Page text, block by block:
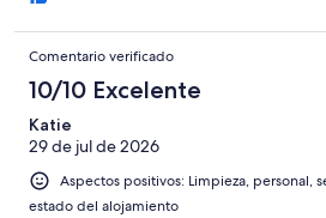
Comentario verificado
10/10 Excelente
Katie
29 de jul de 2026
Aspectos positivos: Limpieza, personal,
estado del alojamiento